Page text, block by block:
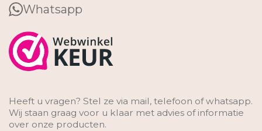
Whatsapp
Heeft u vragen? Stel ze via mail, telefoon of whatsapp.
Wij staan graag voor u klaar met advies of informatie
over onze producten.